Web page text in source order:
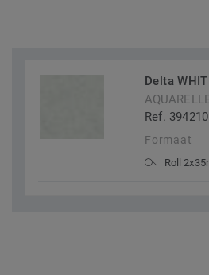
Delta
Ref.
Formaat
Roll